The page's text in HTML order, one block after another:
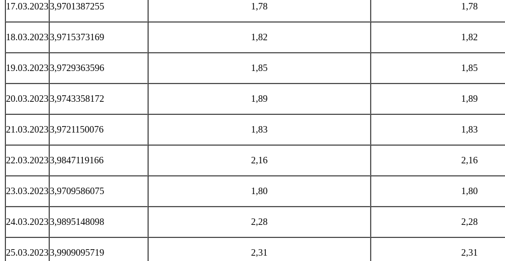
17.03.20233,9701387255 1,78 1,78
18.03.20233,9715373169 1,82 1,82
19.03.20233,9729363596 1,85 1,85
20.03.20233,9743358172 1,89 1,89
21.03.20233,9721150076 1,83 1,83
22.03.20233,9847119166 2,16 2,16
23.03.20233,9709586075 1,80 1,80
24.03.20233,9895148098 2,28 2,28
25.03.20233,9909095719 2,31 2,31